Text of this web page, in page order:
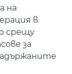
на
в
срещу
за